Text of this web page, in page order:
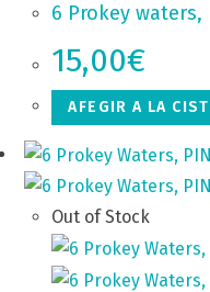
6 Prokey
15,00€
AFEGIR A LA
Out of Stock